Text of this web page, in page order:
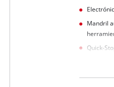
Bombas sumergibles para agua
Bombas de profundidad paraMandril
Quick-